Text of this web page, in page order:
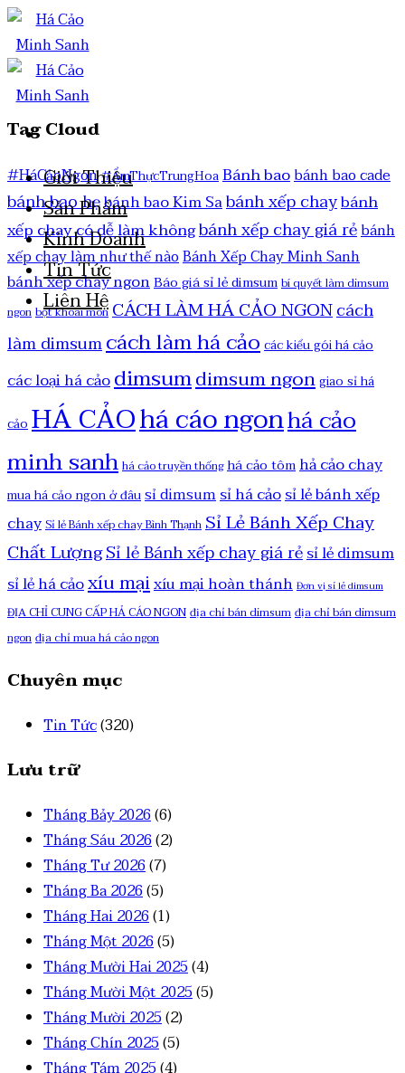
Giới Thiệu
Sản Phẩm
Kinh Doanh
Tin Tức
Liên Hệ
Tag Cloud
#HáCảoNgon#ẨmThựcTrungHoaBánh baobánh bao cade
bánh bao hẹbánh bao Kim Sabánh xếp chaybánh
xếp chay có dễ làm khôngbánh xếp chay giá rẻbánh
xếp chay làm như thế nàoBánh Xếp Chay Minh Sanh
bánh xếp chay ngonBáo giá sỉ lẻ dimsumbí quyết làm dimsum
ngonbột khoai mônCÁCH LÀM HÁ CẢO NGONcách
làm dimsumcách làm há cảocác kiểu gói há cảo
các loại há cảodimsumdimsum ngongiao sỉ há
cảoHÁ CẢOhá cáo ngonhá cảo
minh sanhhá cảo truyền thốnghá cảo tômhả cảo chay
mua há cảo ngon ở đâusỉ dimsumsỉ há cảosỉ lẻ bánh xếp
chaySỉ lẻ Bánh xếp chay Bình ThạnhSỉ Lẻ Bánh Xếp Chay
Chất LượngSỉ lẻ Bánh xếp chay giá rẻsỉ lẻ dimsum
sỉ lẻ há cảoxíu mạixíu mại hoàn thánh Đơn vị sỉ lẻ dimsum
ĐỊA CHỈ CUNG CẤP HẢ CÁO NGONđịa chỉ bán dimsumđịa chỉ bán dimsum
ngonđịa chỉ mua há cảo ngon
Chuyên mục
Tin Tức(320)
Lưu trữ
Tháng Bảy 2026(6)
Tháng Sáu 2026(2)
Tháng Tư 2026(7)
Tháng Ba 2026(5)
Tháng Hai 2026(1)
Tháng Một 2026(5)
Tháng Mười Hai 2025(4)
Tháng Mười Một 2025(5)
Tháng Mười 2025(2)
Tháng Chín 2025(5)